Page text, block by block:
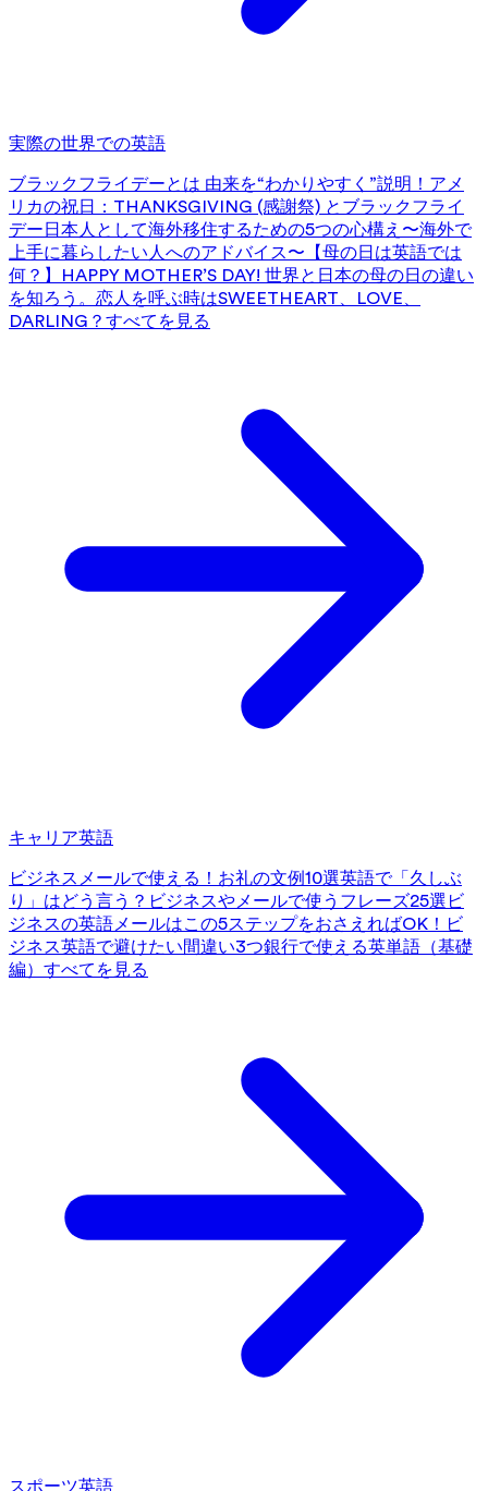
実際の世界での英語
ブラックフライデーとは 由来を“わかりやすく”説明！ アメ
リカの祝日：THANKSGIVING (感謝祭) とブラックフライ
デー 日本人として海外移住するための5つの心構え〜海外で
上手に暮らしたい人へのアドバイス〜 【母の日は英語では
何？】HAPPY MOTHER’S DAY! 世界と日本の母の日の違い
を知ろう。 恋人を呼ぶ時はSWEETHEART、LOVE、
DARLING？ すべてを見る
キャリア英語
ビジネスメールで使える！お礼の文例10選英語で「久しぶ
り」はどう言う？ビジネスやメールで使うフレーズ25選 ビ
ジネスの英語メールはこの5ステップをおさえればOK！ ビ
ジネス英語で避けたい間違い3つ銀行で使える英単語（基礎
編） すべてを見る
スポーツ英語